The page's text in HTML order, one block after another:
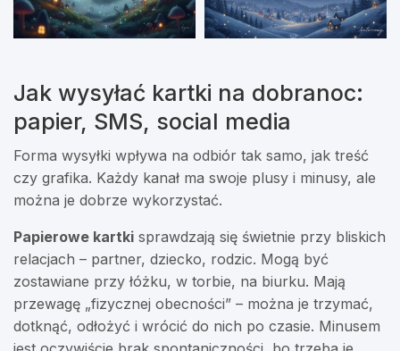
Jak wysyłać kartki na dobranoc:
papier, SMS, social media
Forma wysyłki wpływa na odbiór tak samo, jak treść
czy grafika. Każdy kanał ma swoje plusy i minusy, ale
można je dobrze wykorzystać.
Papierowe kartki sprawdzają się świetnie przy bliskich
relacjach – partner, dziecko, rodzic. Mogą być
zostawiane przy łóżku, w torbie, na biurku. Mają
przewagę „fizycznej obecności” – można je trzymać,
dotknąć, odłożyć i wrócić do nich po czasie. Minusem